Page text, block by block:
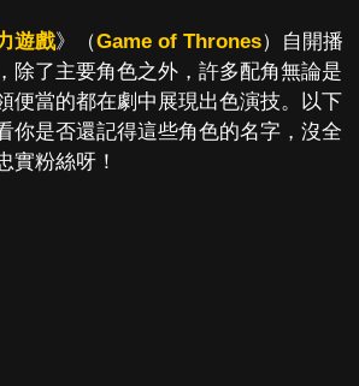
遊戲》（Game of Thrones）自開播
除了主要角色之外，許多配角無論是
便當的都在劇中展現出色演技。以下
你是否還記得這些角色的名字，沒全
實粉絲呀！